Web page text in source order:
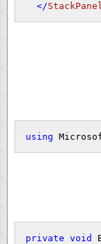
</
using
private void